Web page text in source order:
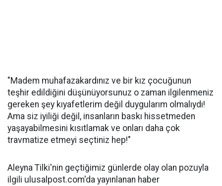
"Madem muhafazakardınız ve bir kız çocuğunun
teşhir edildiğini düşünüyorsunuz o zaman ilgilenmeniz
gereken şey kıyafetlerim değil duygularım olmalıydı!
Ama siz iyiliği değil, insanların baskı hissetmeden
yaşayabilmesini kısıtlamak ve onları daha çok
travmatize etmeyi seçtiniz hep!"
Aleyna Tilki'nin geçtiğimiz günlerde olay olan pozuyla
ilgili ulusalpost.com'da yayınlanan haber